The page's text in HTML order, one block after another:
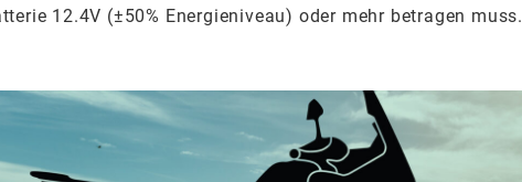
12.4V (±50% Energieniveau) oder mehr betragen muss.